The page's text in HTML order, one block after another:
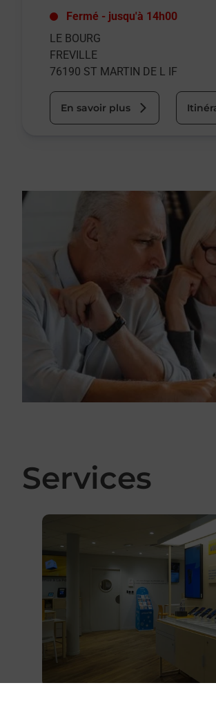
Fermé - jusqu'à 14h00
LE BOURG
FREVILLE
76190 ST MARTIN DE L IF
En savoir plus
Services
En savoir plus